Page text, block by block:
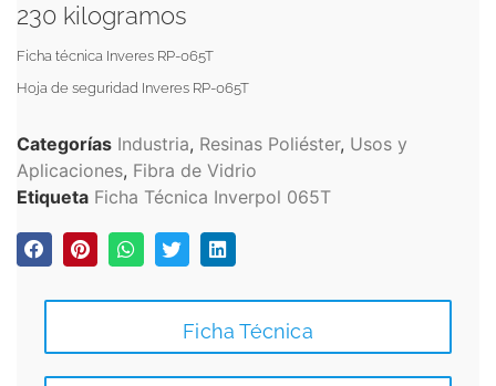
230 kilogramos
Ficha técnica Inveres RP-065T
Hoja de seguridad Inveres RP-065T
Categorías Industria, Resinas Poliéster, Usos y
Aplicaciones, Fibra de Vidrio
Etiqueta Ficha Técnica Inverpol 065T
Ficha Técnica